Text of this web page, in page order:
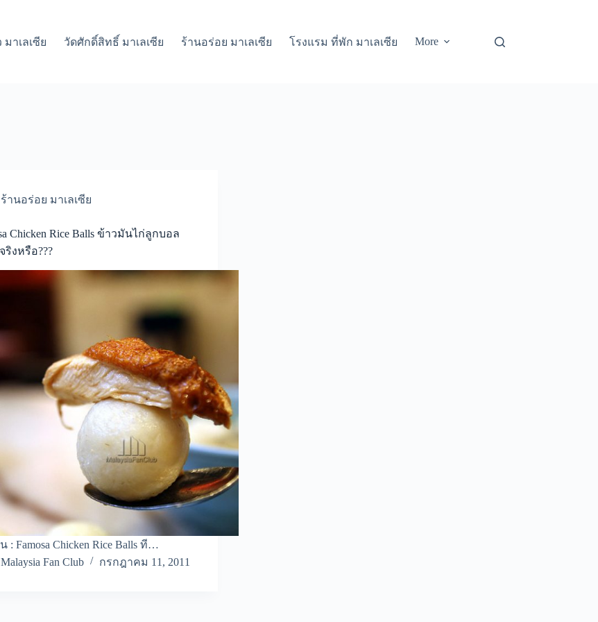
าเลเซีย วัดศักดิ์สิทธิ์ มาเลเซีย ร้านอร่อย มาเลเซีย โรงแรม ที่พัก มาเลเซีย More
ร้านอร่อย มาเลเซีย
Chicken Rice Balls ข้าวมันไก่ลูกบอล
ริงหรือ???
: Famosa Chicken Rice Balls ที…
Malaysia Fan Club
กรกฎาคม 11, 2011